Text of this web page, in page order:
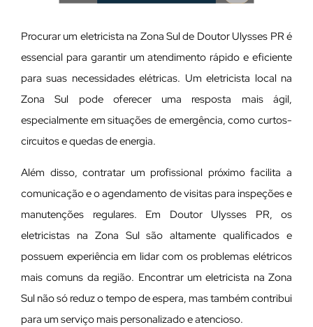
Procurar um eletricista na Zona Sul de Doutor Ulysses PR é
essencial para garantir um atendimento rápido e eficiente
para suas necessidades elétricas. Um eletricista local na
Zona Sul pode oferecer uma resposta mais ágil,
especialmente em situações de emergência, como curtos-
circuitos e quedas de energia.
Além disso, contratar um profissional próximo facilita a
comunicação e o agendamento de visitas para inspeções e
manutenções regulares. Em Doutor Ulysses PR, os
eletricistas na Zona Sul são altamente qualificados e
possuem experiência em lidar com os problemas elétricos
mais comuns da região. Encontrar um eletricista na Zona
Sul não só reduz o tempo de espera, mas também contribui
para um serviço mais personalizado e atencioso.